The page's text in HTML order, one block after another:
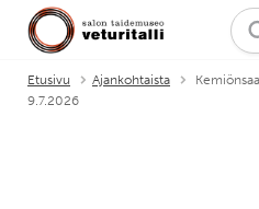
Etusivu Ajankohtaista
9.7.2026